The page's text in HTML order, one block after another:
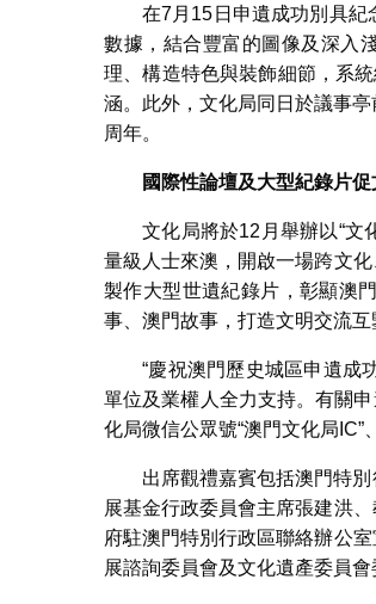
在7月15日申遺成功別具紀
數據，結合豐富的圖像及深入
理、構造特色與裝飾細節，系
涵。此外，文化局同日於議事
周年。
國際性論壇及大型紀錄片
文化局將於12月舉辦以“文
量級人士來澳，開啟一場跨文
製作大型世遺紀錄片，彰顯澳
事、澳門故事，打造文明交流互
“慶祝澳門歷史城區申遺成
單位及業權人全力支持。有關
化局微信公眾號“澳門文化局IC”
出席觀禮嘉賓包括澳門特
展基金行政委員會主席張建洪
府駐澳門特別行政區聯絡辦公
展諮詢委員會及文化遺產委員